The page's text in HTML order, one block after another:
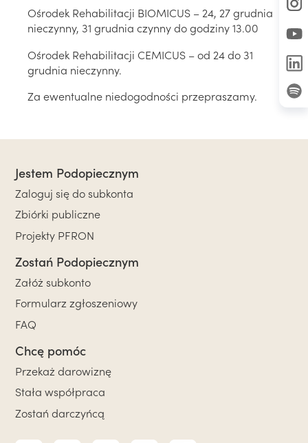
Ośrodek Rehabilitacji BIOMICUS – 24, 27 grudnia
nieczynny, 31 grudnia czynny do godziny 13.00
Ośrodek Rehabilitacji CEMICUS – od 24 do 31
grudnia nieczynny.
Za ewentualne niedogodności przepraszamy.
Jestem Podopiecznym
Zaloguj się do subkonta
Zbiórki publiczne
Projekty PFRON
Zostań Podopiecznym
Załóż subkonto
Formularz zgłoszeniowy
FAQ
Chcę pomóc
Przekaż darowiznę
Stała współpraca
Zostań darczyńcą